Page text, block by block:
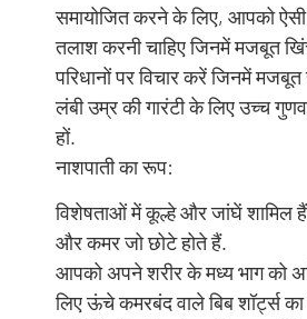
समायोजित करने के लिए, आपको ऐसी
तलाश करनी चाहिए जिनमें मजबूत
परिधानों पर विचार करें जिनमें
लंबी उम्र की गारंटी के लिए उच्च
हों.
नाशपाती का रूप:
विशेषताओं में कूल्हे और जांघें शामिल
और कमर जो छोटे होते हैं.
आपको अपने शरीर के मध्य भाग को
लिए ऊंचे कमरबंद वाले बिब शॉर्ट्स